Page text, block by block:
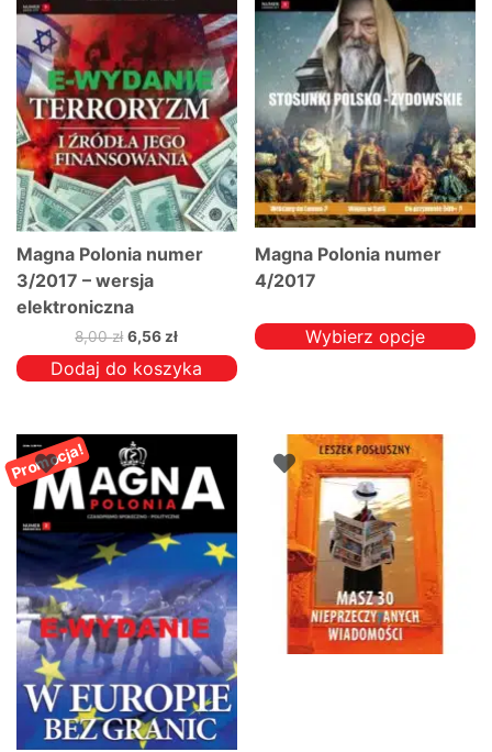
Magna Polonia numer
3/2017 – wersja
elektroniczna
8,00zł Pierwotna
cena
wynosiła:
6,56 złAktualna
cena
wynosi:
Dodaj do koszyka
Magna Polonia numer
4/2017
Wybierz opcje
wiele
wariantów.
Opcje
można
wybrać
stronie
produktu
Promocja!